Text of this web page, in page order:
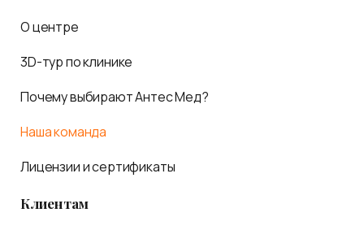
О центре
3D-тур по клинике
Почему выбирают Антес Мед?
Наша команда
Лицензии и сертификаты
Клиентам